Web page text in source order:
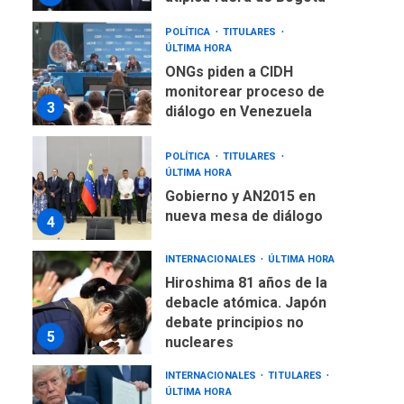
3
POLÍTICA
TITULARES
ÚLTIMA HORA
ONGs piden a CIDH
monitorear proceso de
diálogo en Venezuela
4
POLÍTICA
TITULARES
ÚLTIMA HORA
Gobierno y AN2015 en
nueva mesa de diálogo
5
INTERNACIONALES ÚLTIMA HORA
Hiroshima 81 años de la
debacle atómica. Japón
debate principios no
nucleares
INTERNACIONALES
TITULARES
ÚLTIMA HORA